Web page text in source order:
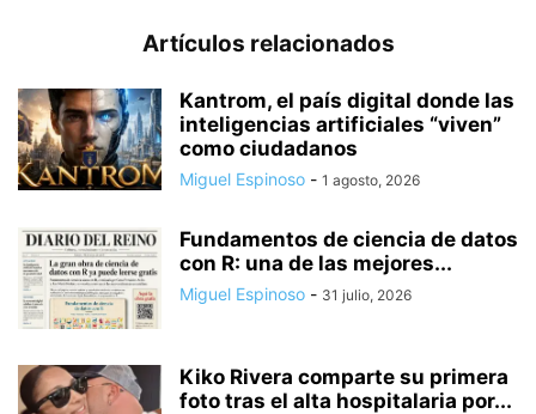
Artículos relacionados
Kantrom, el país digital donde las
inteligencias artificiales “viven”
como ciudadanos
Miguel Espinoso - 1 agosto, 2026
Fundamentos de ciencia de datos
con R: una de las mejores...
Miguel Espinoso - 31 julio, 2026
Kiko Rivera comparte su primera
foto tras el alta hospitalaria por...